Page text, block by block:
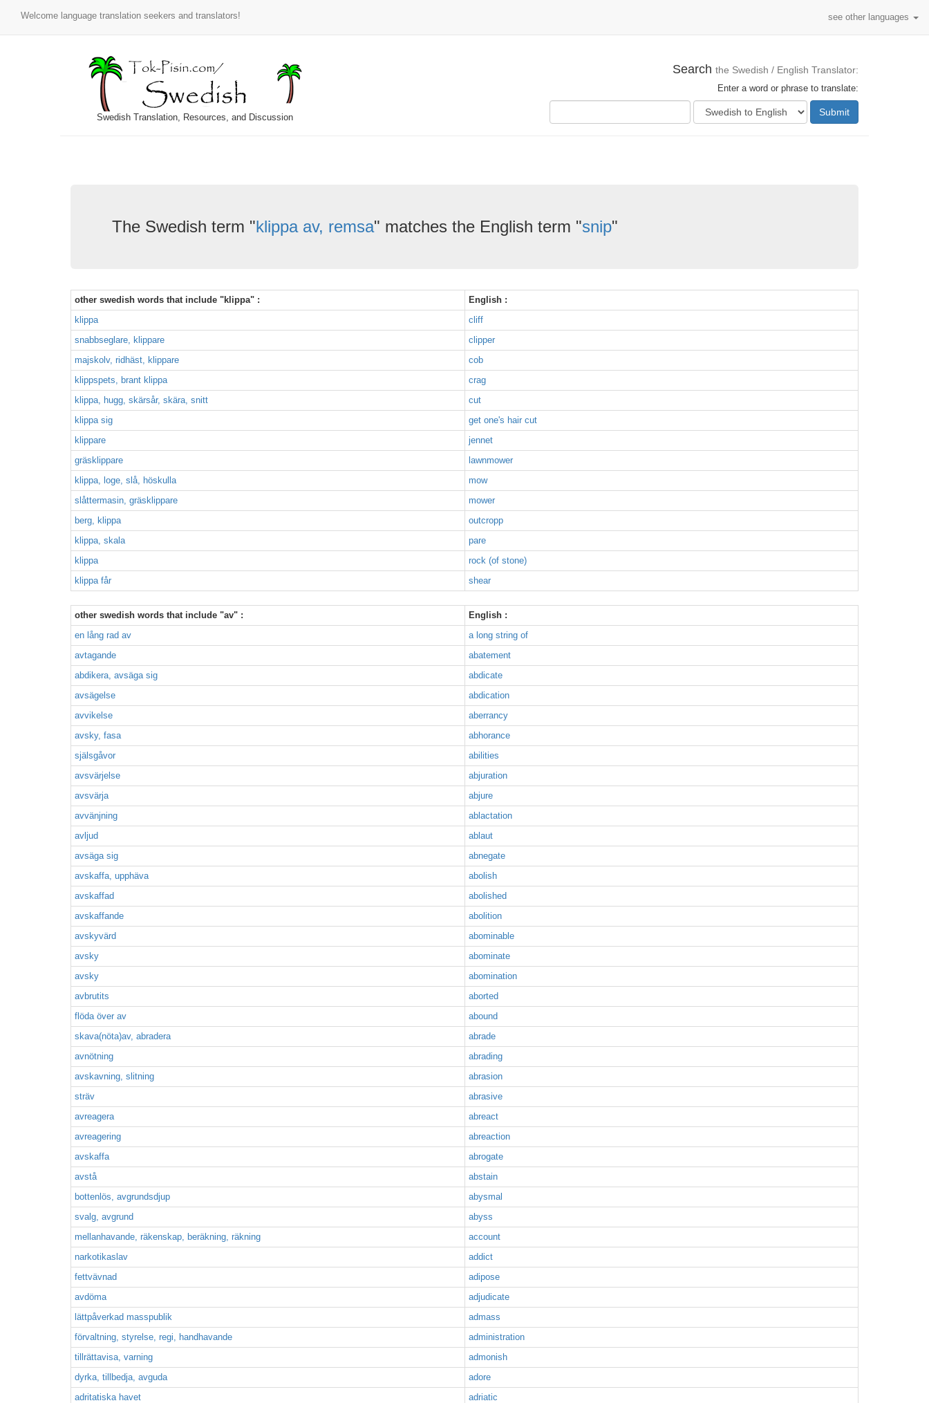
Welcome language translation seekers and translators! see other languages
Swedish Translation, Resources, and Discussion
Search the Swedish / English Translator:
Enter a word or phrase to translate:
Submit
The Swedish term "klippa av, remsa" matches the English term "snip"
other swedish words that include "klippa" :
English :
klippa
cliff
snabbseglare, klippare
clipper
majskolv, ridhäst, klippare
cob
klippspets, brant klippa
crag
klippa, hugg, skärsår, skära, snitt
cut
klippa sig
get one's hair cut
klippare
jennet
gräsklippare
lawnmower
klippa, loge, slå, höskulla
mow
slåttermasin, gräsklippare
mower
berg, klippa
outcropp
klippa, skala
pare
klippa
rock (of stone)
klippa får
shear
other swedish words that include "av" :
English :
en lång rad av
a long string of
avtagande
abatement
abdikera, avsäga sig
abdicate
avsägelse
abdication
avvikelse
aberrancy
avsky, fasa
abhorance
själsgåvor
abilities
avsvärjelse
abjuration
avsvärja
abjure
avvänjning
ablactation
avljud
ablaut
avsäga sig
abnegate
avskaffa, upphäva
abolish
avskaffad
abolished
avskaffande
abolition
avskyvärd
abominable
avsky
abominate
avsky
abomination
avbrutits
aborted
flöda över av
abound
skava(nöta)av, abradera
abrade
avnötning
abrading
avskavning, slitning
abrasion
sträv
abrasive
avreagera
abreact
avreagering
abreaction
avskaffa
abrogate
avstå
abstain
bottenlös, avgrundsdjup
abysmal
svalg, avgrund
abyss
mellanhavande, räkenskap, beräkning, räkning
account
narkotikaslav
addict
fettvävnad
adipose
avdöma
adjudicate
lättpåverkad masspublik
admass
förvaltning, styrelse, regi, handhavande
administration
tillrättavisa, varning
admonish
dyrka, tillbedja, avguda
adore
adritatiska havet
adriatic